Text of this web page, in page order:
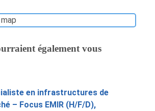
également vous
en infrastructures de
– Focus EMIR (H/F/D),